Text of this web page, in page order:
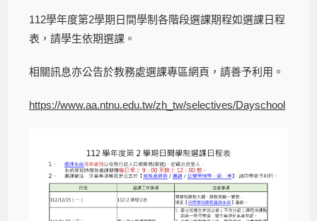
112學年度第2學期日間學制各階段選課期程如選課日程
表，請學生依期選課。
相關訊息亦公告於教務處選課專區網頁，請善予利用。
https://www.aa.ntnu.edu.tw/zh_tw/selectives/Dayschool